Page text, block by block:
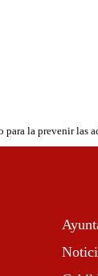
para la prevenir las